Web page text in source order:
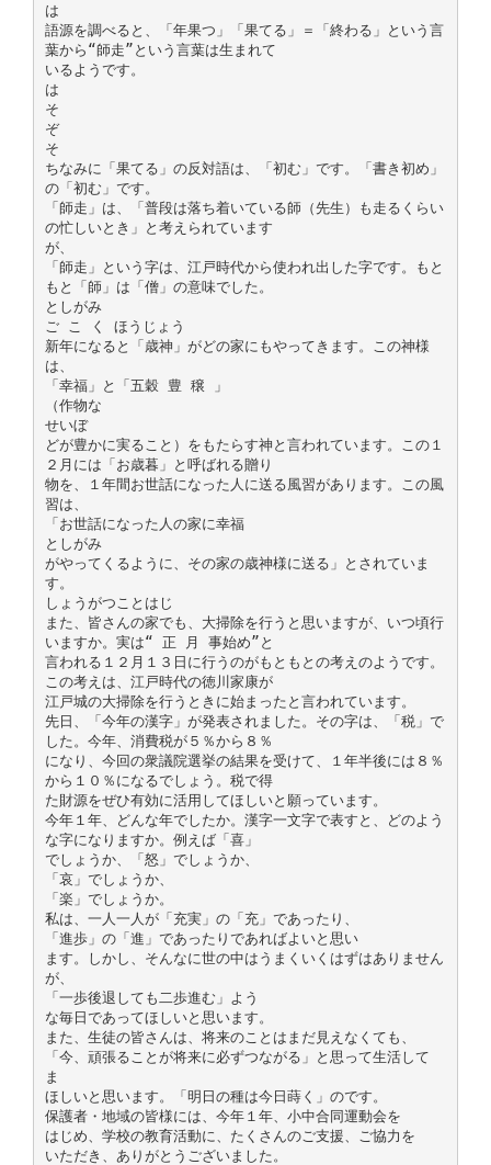
は
語源を調べると、「年果つ」「果てる」＝「終わる」という言
葉から“師走”という言葉は生まれて
いるようです。
は
そ
ぞ
そ
ちなみに「果てる」の反対語は、「初む」です。「書き初め」
の「初む」です。
「師走」は、「普段は落ち着いている師（先生）も走るくらい
の忙しいとき」と考えられています
が、
「師走」という字は、江戸時代から使われ出した字です。もと
もと「師」は「僧」の意味でした。
としがみ
ご こ く ほうじょう
新年になると「歳神」がどの家にもやってきます。この神様
は、
「幸福」と「五穀 豊 穣 」
（作物な
せいぼ
どが豊かに実ること）をもたらす神と言われています。この１
２月には「お歳暮」と呼ばれる贈り
物を、１年間お世話になった人に送る風習があります。この風
習は、
「お世話になった人の家に幸福
としがみ
がやってくるように、その家の歳神様に送る」とされていま
す。
しょうがつことはじ
また、皆さんの家でも、大掃除を行うと思いますが、いつ頃行
いますか。実は“ 正 月 事始め”と
言われる１２月１３日に行うのがもともとの考えのようです。
この考えは、江戸時代の徳川家康が
江戸城の大掃除を行うときに始まったと言われています。
先日、「今年の漢字」が発表されました。その字は、「税」で
した。今年、消費税が５％から８％
になり、今回の衆議院選挙の結果を受けて、１年半後には８％
から１０％になるでしょう。税で得
た財源をぜひ有効に活用してほしいと願っています。
今年１年、どんな年でしたか。漢字一文字で表すと、どのよう
な字になりますか。例えば「喜」
でしょうか、「怒」でしょうか、
「哀」でしょうか、
「楽」でしょうか。
私は、一人一人が「充実」の「充」であったり、
「進歩」の「進」であったりであればよいと思い
ます。しかし、そんなに世の中はうまくいくはずはありません
が、
「一歩後退しても二歩進む」よう
な毎日であってほしいと思います。
また、生徒の皆さんは、将来のことはまだ見えなくても、
「今、頑張ることが将来に必ずつながる」と思って生活して
ま
ほしいと思います。「明日の種は今日蒔く」のです。
保護者・地域の皆様には、今年１年、小中合同運動会を
はじめ、学校の教育活動に、たくさんのご支援、ご協力を
いただき、ありがとうございました。